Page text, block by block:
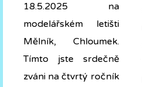
18.5.2025 na
modelářském letišti
Mělník, Chloumek.
Tímto jste srdečně
zváni na čtvrtý ročník